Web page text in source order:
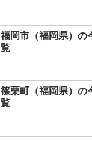
福岡市（福岡県）の
覧
篠栗町（福岡県）の
覧